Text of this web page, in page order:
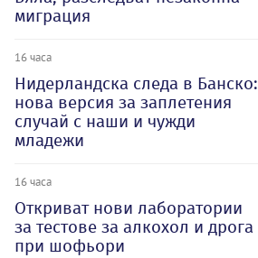
миграция
16 часа
Нидерландска следа в Банско:
нова версия за заплетения
случай с наши и чужди
младежи
16 часа
Откриват нови лаборатории
за тестове за алкохол и дрога
при шофьори